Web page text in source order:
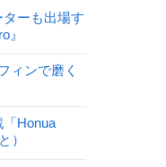
ターも出場す
』
ィンで磨く
Honua
）